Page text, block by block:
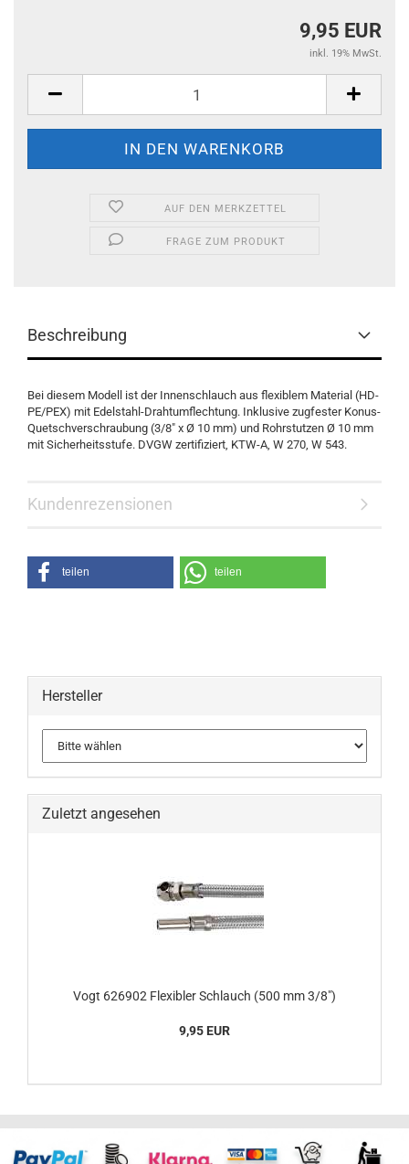
9,95 EUR
inkl. 19% MwSt.
AUF DEN MERKZETTEL
FRAGE ZUM PRODUKT
Beschreibung
Bei diesem Modell ist der Innenschlauch aus flexiblem Material (HD-
PE/PEX) mit Edelstahl-Drahtumflechtung. Inklusive zugfester Konus-
Quetschverschraubung (3/8" x Ø 10 mm) und Rohrstutzen Ø 10 mm
mit Sicherheitsstufe. DVGW zertifiziert, KTW-A, W 270, W 543.
Kundenrezensionen
teilen teilen
Hersteller
Zuletzt angesehen
Vogt 626902 Flexibler Schlauch (500 mm 3/8")
9,95 EUR